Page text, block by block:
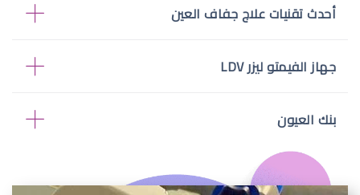
أحدث تقنيات علاج جفاف العين
جهاز الفيمتو ليزر LDV
بنك العيون